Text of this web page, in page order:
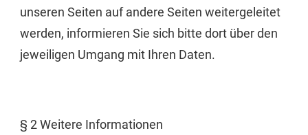
unseren Seiten auf andere Seiten weitergeleitet
werden, informieren Sie sich bitte dort über den
jeweiligen Umgang mit Ihren Daten.
§ 2 Weitere Informationen